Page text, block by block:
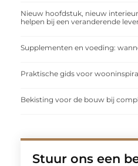
Nieuw hoofdstuk, nieuw
helpen bij een veranderende
Supplementen en voeding:
Praktische gids voor
Bekisting voor de bouw bij
Stuur ons een